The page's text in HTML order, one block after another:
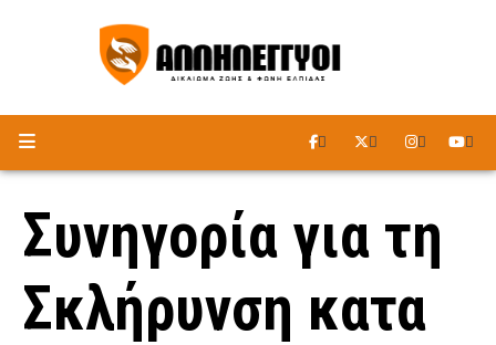
ΑΚΟΥΣΤΕ ΤΟ ΡΑΔΙΟΦΩΝΟ
Συνηγορία για τη
Σκλήρυνση κατα